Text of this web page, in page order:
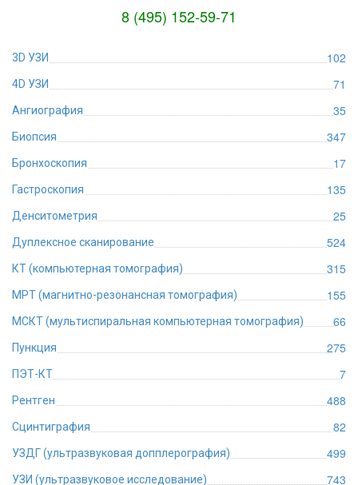
8 (495) 152-59-71
3D УЗИ 102
4D УЗИ 71
Ангиография 35
Биопсия 347
Бронхоскопия 17
Гастроскопия 135
Денситометрия 25
Дуплексное сканирование 524
КТ (компьютерная томография) 315
МРТ (магнитно-резонансная томография) 155
МСКТ (мультиспиральная компьютерная томография) 66
Пункция 275
ПЭТ-КТ 7
Рентген 488
Сцинтиграфия 82
УЗДГ (ультразвуковая допплерография) 499
УЗИ (ультразвуковое исследование) 743